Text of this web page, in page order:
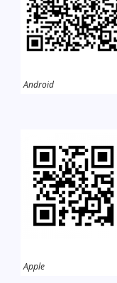
Android
Apple